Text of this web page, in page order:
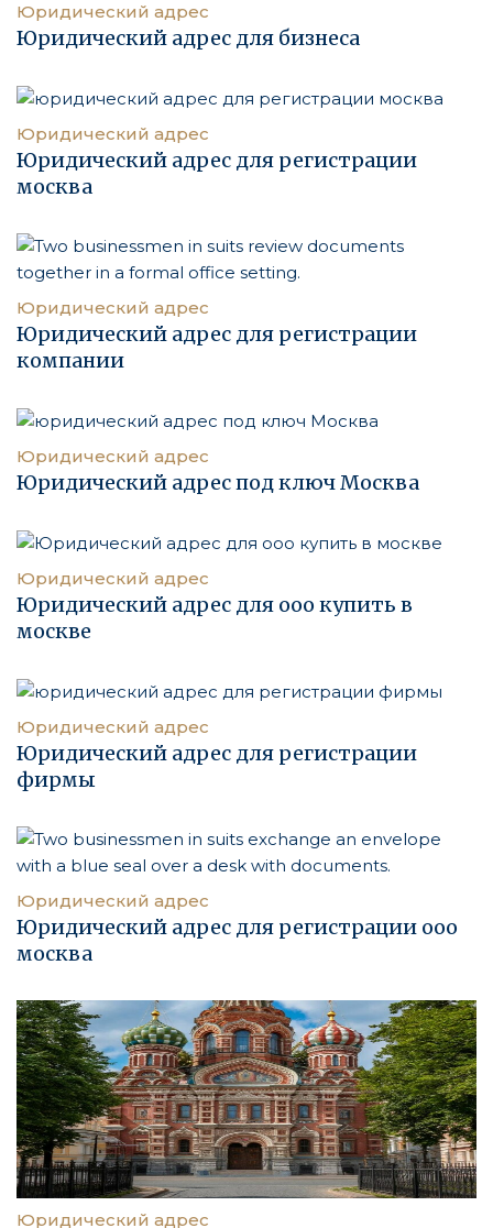
Юридический адрес
Юридический адрес для бизнеса
Юридический адрес
Юридический адрес для регистрации
москва
Юридический адрес
Юридический адрес для регистрации
компании
Юридический адрес
Юридический адрес под ключ Москва
Юридический адрес
Юридический адрес для ооо купить в
москве
Юридический адрес
Юридический адрес для регистрации
фирмы
Юридический адрес
Юридический адрес для регистрации ооо
москва
Юридический адрес